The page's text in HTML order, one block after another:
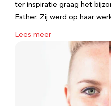
ter inspiratie graag het
Esther. Zij werd op haar
Lees meer